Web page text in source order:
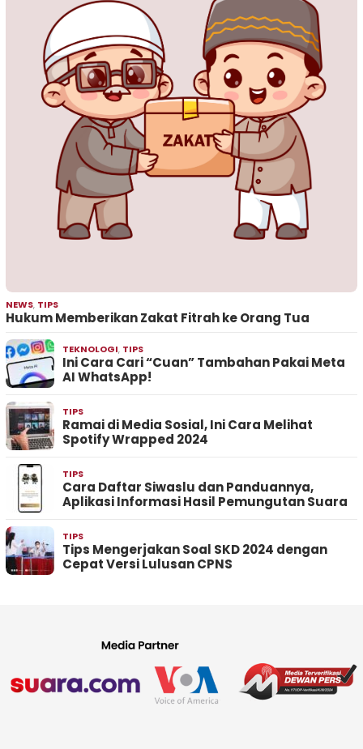
NEWS, TIPS
Hukum Memberikan Zakat Fitrah ke Orang Tua
TEKNOLOGI, TIPS
Ini Cara Cari “Cuan” Tambahan Pakai Meta
AI WhatsApp!
TIPS
Ramai di Media Sosial, Ini Cara Melihat
Spotify Wrapped 2024
TIPS
Cara Daftar Siwaslu dan Panduannya,
Aplikasi Informasi Hasil Pemungutan Suara
TIPS
Tips Mengerjakan Soal SKD 2024 dengan
Cepat Versi Lulusan CPNS